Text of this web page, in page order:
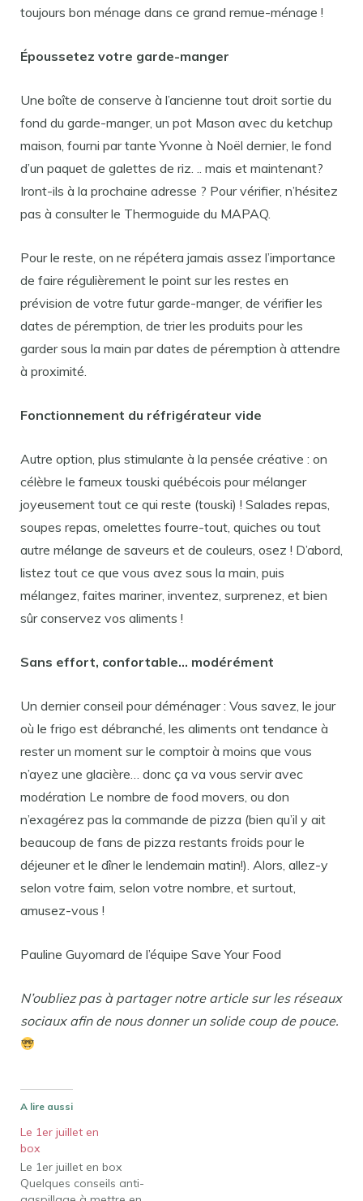
toujours bon ménage dans ce grand remue-ménage !
Époussetez votre garde-manger
Une boîte de conserve à l’ancienne tout droit sortie du
fond du garde-manger, un pot Mason avec du ketchup
maison, fourni par tante Yvonne à Noël dernier, le fond
d’un paquet de galettes de riz. .. mais et maintenant?
Iront-ils à la prochaine adresse ? Pour vérifier, n’hésitez
pas à consulter le Thermoguide du MAPAQ.
Pour le reste, on ne répétera jamais assez l’importance
de faire régulièrement le point sur les restes en
prévision de votre futur garde-manger, de vérifier les
dates de péremption, de trier les produits pour les
garder sous la main par dates de péremption à attendre
à proximité.
Fonctionnement du réfrigérateur vide
Autre option, plus stimulante à la pensée créative : on
célèbre le fameux touski québécois pour mélanger
joyeusement tout ce qui reste (touski) ! Salades repas,
soupes repas, omelettes fourre-tout, quiches ou tout
autre mélange de saveurs et de couleurs, osez ! D’abord,
listez tout ce que vous avez sous la main, puis
mélangez, faites mariner, inventez, surprenez, et bien
sûr conservez vos aliments !
Sans effort, confortable… modérément
Un dernier conseil pour déménager : Vous savez, le jour
où le frigo est débranché, les aliments ont tendance à
rester un moment sur le comptoir à moins que vous
n’ayez une glacière… donc ça va vous servir avec
modération Le nombre de food movers, ou don
n’exagérez pas la commande de pizza (bien qu’il y ait
beaucoup de fans de pizza restants froids pour le
déjeuner et le dîner le lendemain matin!). Alors, allez-y
selon votre faim, selon votre nombre, et surtout,
amusez-vous !
Pauline Guyomard de l’équipe Save Your Food
N’oubliez pas à partager notre article sur les réseaux
sociaux afin de nous donner un solide coup de pouce.
A lire aussi
Le 1er juillet en
box
Le 1er juillet en box
Quelques conseils anti-